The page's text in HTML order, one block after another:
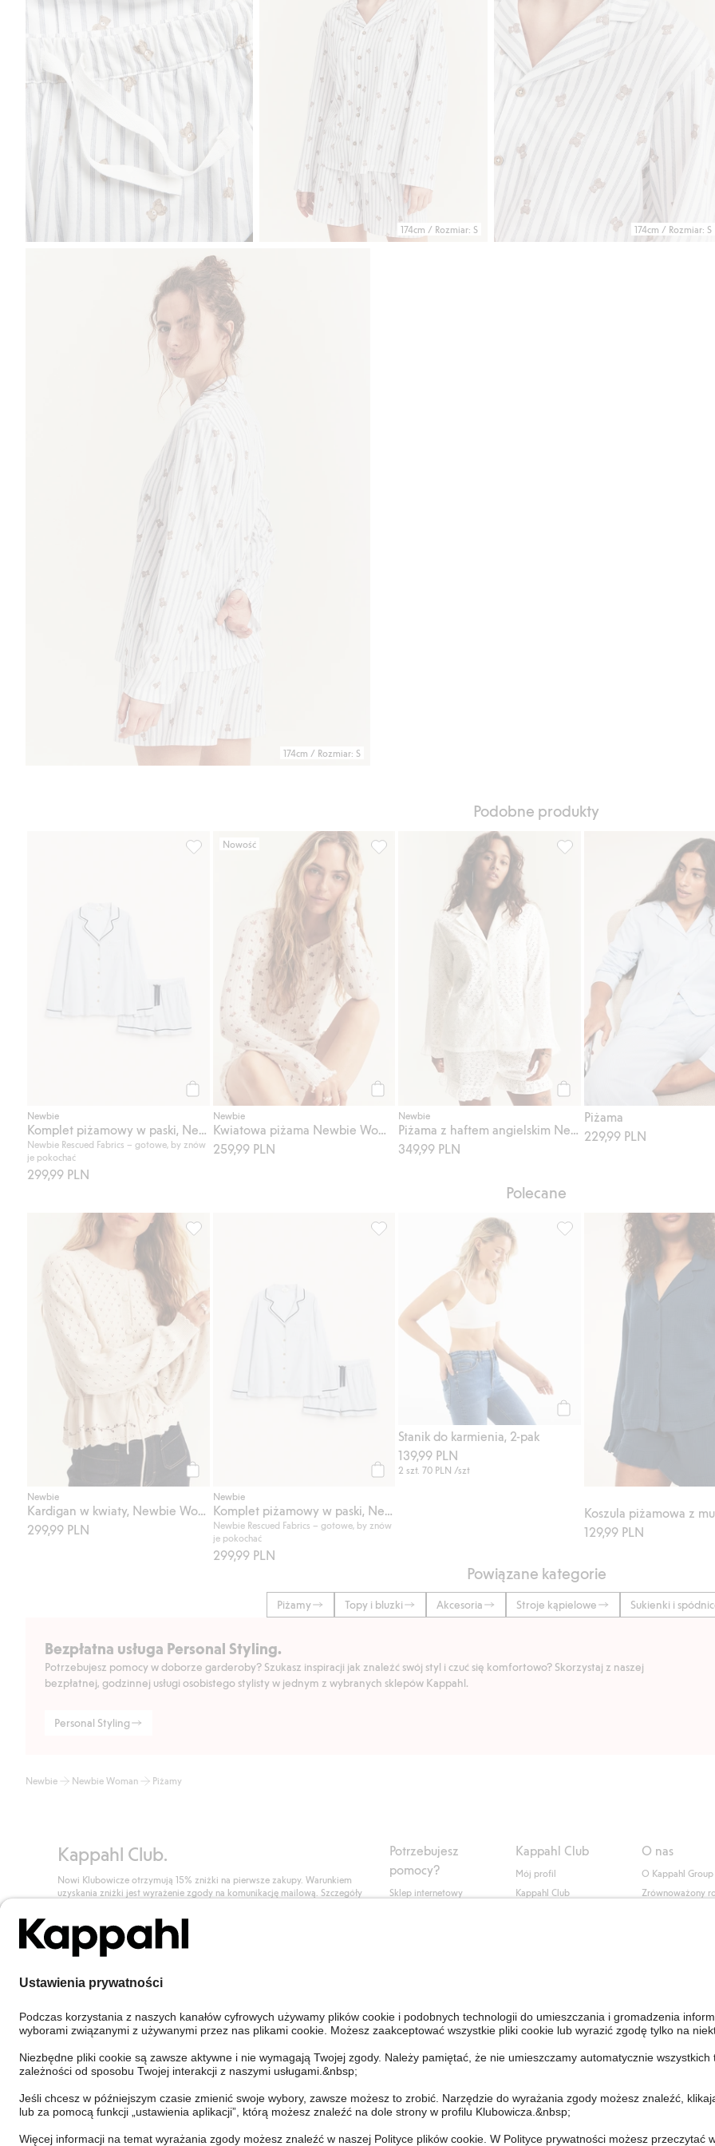
174cm / Rozmiar: S 174cm / Rozmiar: S
174cm / Rozmiar: S
Podobne produkty
Newbie
Newbie Rescued Fabrics – gotowe, by znów
je pokochać
299,99 PLN
Komplet piżamowy w paski, Newbie Woman, Dodaj do listy ulubione
Nowość
Newbie
Kwiatowa piżama Newbie Woman
259,99 PLN
Kwiatowa piżama Newbie Woman, Dodaj do listy ulubione
Newbie
349,99 PLN
Piżama z haftem
Piżama
229,99 PLN
Polecane
Kup
Newbie
299,99 PLN
Kardigan w kwiaty, Newbie Woman, Dodaj do listy ulubione
Newbie
Newbie Rescued Fabrics – gotowe, by znów
je pokochać
299,99 PLN
Komplet piżamowy w paski, Newbie Woman, Dodaj do listy
Stanik do karmienia, 2-pak
139,99 PLN
2 szt.70 PLN /szt
Stanik do karmienia, 2-pak,
Koszula piżamowa z
129,99 PLN
Powiązane kategorie
Piżamy Topy i bluzki Akcesoria Stroje kąpielowe Sukienki i
Bezpłatna usługa Personal Styling.
Potrzebujesz pomocy w doborze garderoby? Szukasz inspiracji jak znaleźć swój styl i czuć się komfortowo? Skorzystaj z naszej
bezpłatnej, godzinnej usługi osobistego stylisty w jednym z wybranych sklepów Kappahl.
Personal Styling
Newbie Newbie Woman Piżamy
Kappahl Club.
Nowi Klubowicze otrzymują 15% zniżki na pierwsze zakupy. Warunkiem
uzyskania zniżki jest wyrażenie zgody na komunikację mailową. Szczegóły
Dołącz do Klubu!
Potrzebujesz
pomocy?
Sklep internetowy
Personal Styling
Odstąp od umowy
Kappahl Club
Mój profil
Kappahl Club
O nas
O Kappahl Group
Zrównoważony
Poland Zmień kraj